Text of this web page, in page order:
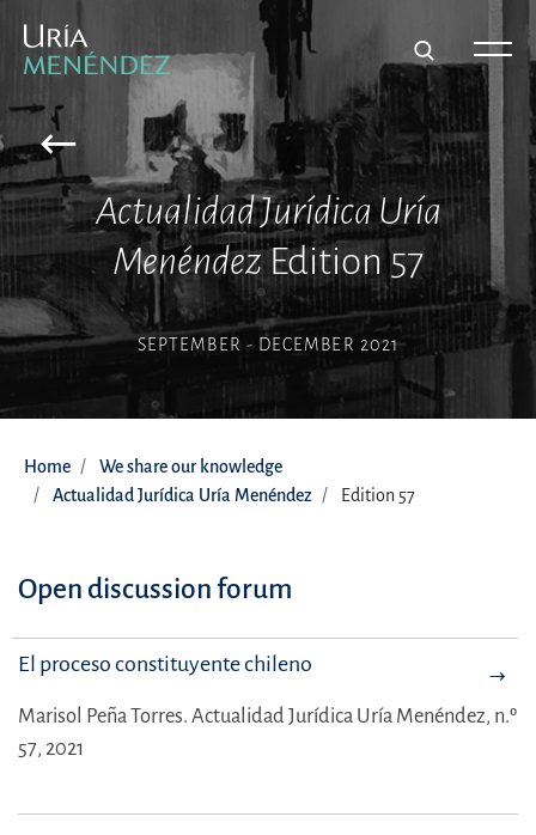
Actualidad Jurídica Uría
MenéndezEdition 57
SEPTEMBER - DECEMBER 2021
Home
We share our knowledge
Actualidad Jurídica Uría Menéndez
Edition 57
Open discussion forum
El proceso constituyente chileno
Marisol Peña Torres. Actualidad Jurídica Uría Menéndez, n.º
57, 2021